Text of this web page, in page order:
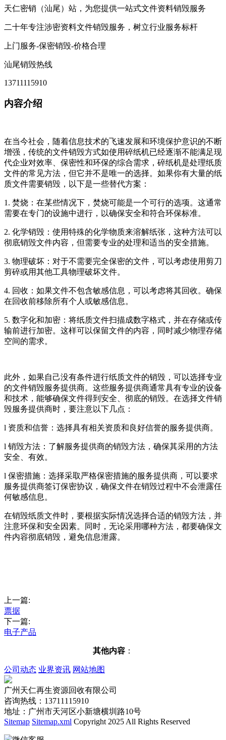
天仁密销（汕尾）站，为您提供一站式文件资料销毁服务
二十年专注涉密资料文件销毁服务，树立行业服务标杆
上门服务-保密销毁-价格合理
汕尾销毁热线
13711115910
内容介绍
在当今社会，随着信息技术的飞速发展和环境保护意识的不断
增强，传统的文件销毁方式如使用碎纸机已经逐渐不能满足现
代企业对效率、保密性和环保的综合需求，碎纸机是处理纸质
文件的常见方法，但它并不是唯一的选择。如果你有大量的纸
质文件需要销毁，以下是一些替代方案：
1. 焚烧：在某些情况下，焚烧可能是一个可行的选项。这通常
需要在专门的设施中进行，以确保安全和符合环保标准。
2. 化学销毁：使用特殊的化学物质来溶解纸张，这种方法可以
彻底销毁文件内容，但需要专业的处理和适当的安全措施。
3. 物理破坏：对于不需要完全保密的文件，可以考虑使用剪刀
剪碎或用其他工具物理破坏文件。
4. 回收：如果文件不包含敏感信息，可以考虑将其回收。确保
在回收前移除所有个人或敏感信息。
5. 数字化和加密：将纸质文件扫描成数字格式，并在存储或传
输前进行加密。这样可以保留文件的内容，同时减少物理存储
空间的需求。
此外，如果自己没有条件进行纸质文件的销毁，可以选择专业
的文件销毁服务提供商。这些服务提供商通常具有专业的设备
和技术，能够确保文件得到安全、彻底的销毁。在选择文件销
毁服务提供商时，要注意以下几点：
l 资质和信誉：选择具有相关资质和良好信誉的服务提供商。
l 销毁方法：了解服务提供商的销毁方法，确保其采用的方法
安全、有效。
l 保密措施：选择采取严格保密措施的服务提供商，可以要求
服务提供商签订保密协议，确保文件在销毁过程中不会泄露任
何敏感信息。
在销毁纸质文件时，要根据实际情况选择合适的销毁方法，并
注意环保和安全因素。同时，无论采用哪种方法，都要确保文
件内容彻底销毁，避免信息泄露。
上一篇:
票据
下一篇:
电子产品
其他内容 ：
公司动态 业界资讯 网站地图
广州天仁再生资源回收有限公司
咨询热线：13711115910
地址：广州市天河区小新塘横圳路10号
Sitemap Sitemap.xml Copyright 2025 All Rights Reserved